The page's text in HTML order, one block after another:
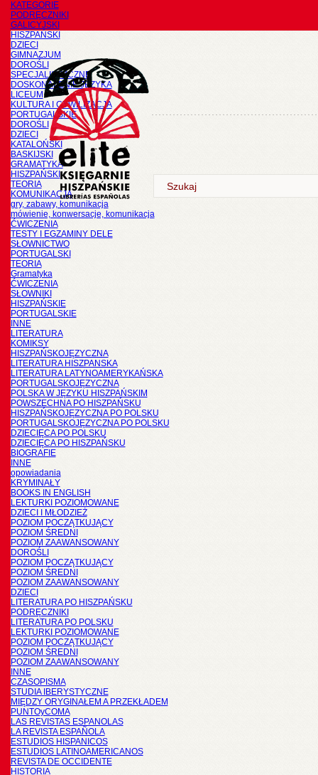
KATEGORIE
PODRĘCZNIKI
GALICYJSKI
HISZPAŃSKI
DZIECI
GIMNAZJUM
DOROŚLI
SPECJALISTYCZNE
DOSKONALENIE JĘZYKA
LICEUM
KULTURA I CYWILIZACJA
PORTUGALSKIE
DOROŚLI
DZIECI
KATALOŃSKI
BASKIJSKI
GRAMATYKA
HISZPAŃSKI
TEORIA
KOMUNIKACJA
gry, zabawy, komunikacja
mówienie, konwersacje, komunikacja
ĆWICZENIA
TESTY I EGZAMINY DELE
SŁOWNICTWO
PORTUGALSKI
TEORIA
Gramatyka
ĆWICZENIA
SŁOWNIKI
HISZPAŃSKIE
PORTUGALSKIE
INNE
LITERATURA
KOMIKSY
HISZPAŃSKOJĘZYCZNA
LITERATURA HISZPANSKA
LITERATURA LATYNOAMERYKAŃSKA
PORTUGALSKOJĘZYCZNA
POLSKA W JĘZYKU HISZPAŃSKIM
POWSZECHNA PO HISZPAŃSKU
HISZPAŃSKOJĘZYCZNA PO POLSKU
PORTUGALSKOJĘZYCZNA PO POLSKU
DZIECIĘCA PO POLSKU
DZIECIĘCA PO HISZPAŃSKU
BIOGRAFIE
INNE
opowiadania
KRYMINAŁY
BOOKS IN ENGLISH
LEKTURKI POZIOMOWANE
DZIECI I MŁODZIEŻ
POZIOM POCZĄTKUJĄCY
POZIOM ŚREDNI
POZIOM ZAAWANSOWANY
DOROŚLI
POZIOM POCZĄTKUJĄCY
POZIOM ŚREDNI
POZIOM ZAAWANSOWANY
DZIECI
LITERATURA PO HISZPAŃSKU
PODRĘCZNIKI
LITERATURA PO POLSKU
LEKTURKI POZIOMOWANE
POZIOM POCZĄTKUJĄCY
POZIOM ŚREDNI
POZIOM ZAAWANSOWANY
INNE
CZASOPISMA
STUDIA IBERYSTYCZNE
MIĘDZY ORYGINAŁEM A PRZEKŁADEM
PUNTOyCOMA
LAS REVISTAS ESPANOLAS
LA REVISTA ESPAÑOLA
ESTUDIOS HISPANICOS
ESTUDIOS LATINOAMERICANOS
REVISTA DE OCCIDENTE
HISTORIA